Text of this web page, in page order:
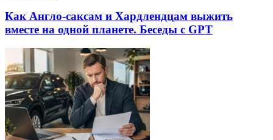
Как Англо-саксам и Хардлендцам выжить
вместе на одной планете. Беседы с GPT